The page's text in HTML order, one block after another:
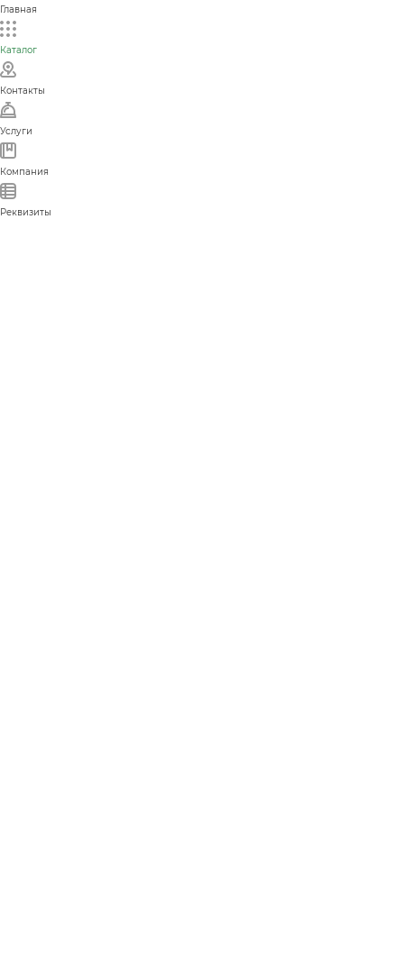
Главная
Каталог
Контакты
Услуги
Компания
Реквизиты